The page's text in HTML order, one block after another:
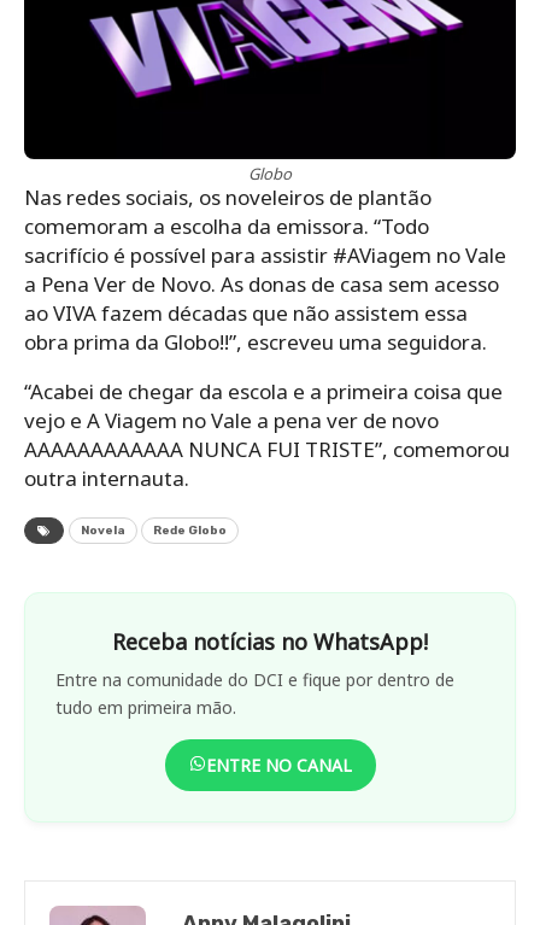
Globo
Nas redes sociais, os noveleiros de plantão
comemoram a escolha da emissora. “Todo
sacrifício é possível para assistir #AViagem no Vale
a Pena Ver de Novo. As donas de casa sem acesso
ao VIVA fazem décadas que não assistem essa
obra prima da Globo!!”, escreveu uma seguidora.
“Acabei de chegar da escola e a primeira coisa que
vejo e A Viagem no Vale a pena ver de novo
AAAAAAAAAAAA NUNCA FUI TRISTE”, comemorou
outra internauta.
Novela Rede Globo
Receba notícias no WhatsApp!
Entre na comunidade do DCI e fique por dentro de
tudo em primeira mão.
ENTRE NO CANAL